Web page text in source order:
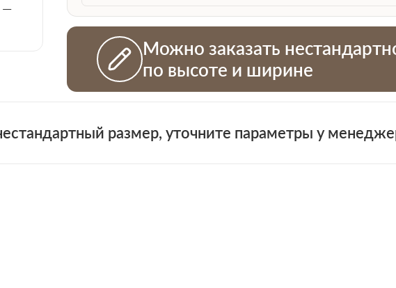
—
Можно заказать
по высоте и ширине
размер, уточните параметры у+7 (931)